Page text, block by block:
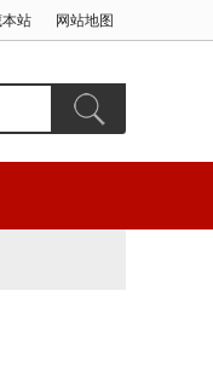
站 网站地图